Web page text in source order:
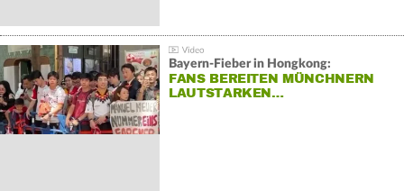
Bayern-Fieber in Hongkong:
FANS BEREITEN MÜNCHNERN
LAUTSTARKEN…